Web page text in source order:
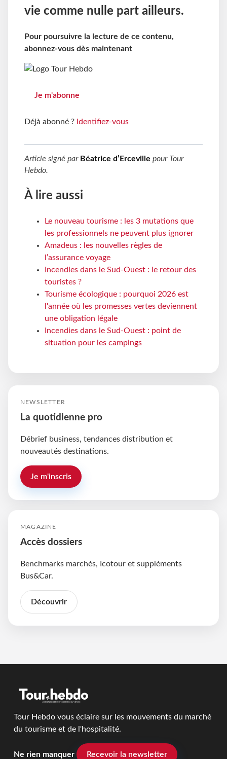
vie comme nulle part ailleurs.
Pour poursuivre la lecture de ce contenu,
abonnez-vous dès maintenant
Je m'abonne
Déjà abonné ? Identifiez-vous
Article signé par Béatrice d’Erceville pour Tour
Hebdo.
À lire aussi
Le nouveau tourisme : les 3 mutations que
les professionnels ne peuvent plus ignorer
Amadeus : les nouvelles règles de
l’assurance voyage
Incendies dans le Sud-Ouest : le retour des
touristes ?
Tourisme écologique : pourquoi 2026 est
l'année où les promesses vertes deviennent
une obligation légale
Incendies dans le Sud-Ouest : point de
situation pour les campings
NEWSLETTER
La quotidienne pro
Débrief business, tendances distribution et
nouveautés destinations.
Je m'inscris
MAGAZINE
Accès dossiers
Benchmarks marchés, Icotour et suppléments
Bus&Car.
Découvrir
Tour Hebdo vous éclaire sur les mouvements du marché
du tourisme et de l'hospitalité.
Ne rien manquer Recevoir la newsletter